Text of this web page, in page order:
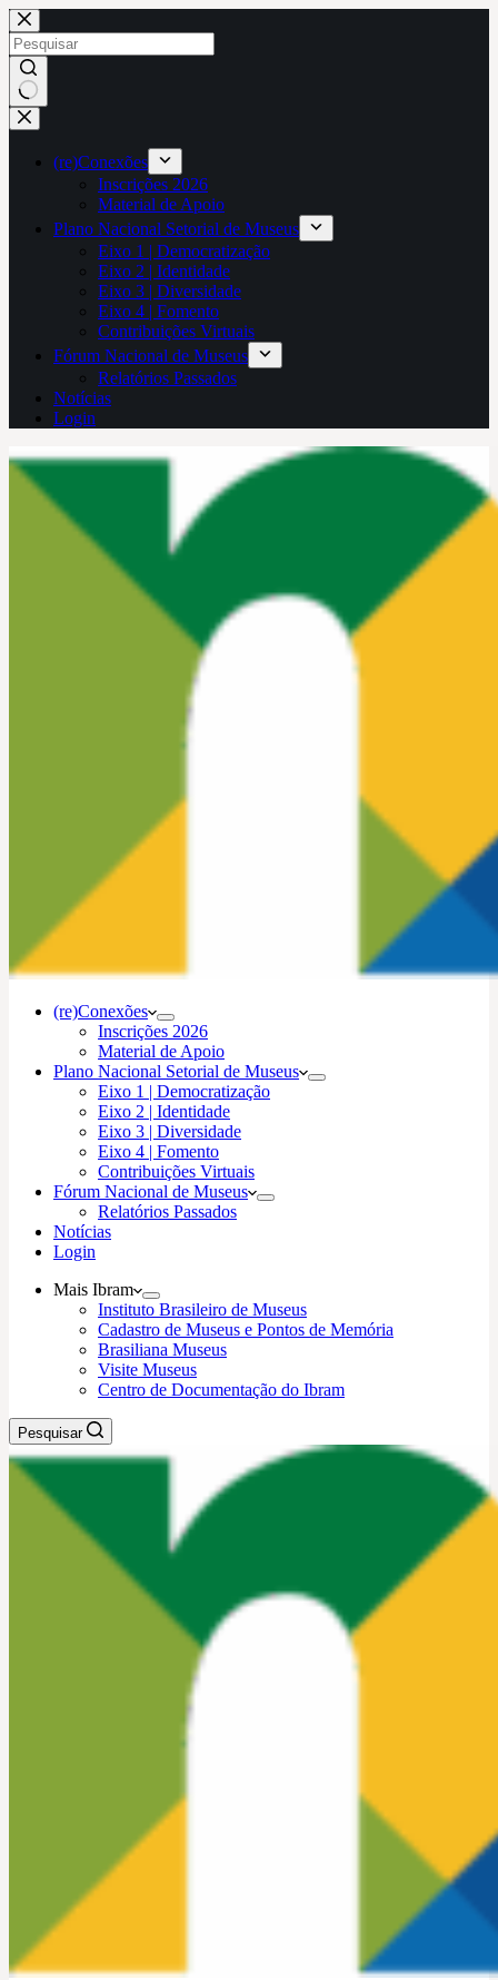
Pular
para
o
conteúdo
Sem
resultados
(re)Conexões
Inscrições 2026
Material de Apoio
Plano Nacional Setorial de Museus
Eixo 1 | Democratização
Eixo 2 | Identidade
Eixo 3 | Diversidade
Eixo 4 | Fomento
Contribuições Virtuais
Fórum Nacional de Museus
Relatórios Passados
Notícias
Login
(re)Conexões
Inscrições 2026
Material de Apoio
Plano Nacional Setorial de Museus
Eixo 1 | Democratização
Eixo 2 | Identidade
Eixo 3 | Diversidade
Eixo 4 | Fomento
Contribuições Virtuais
Fórum Nacional de Museus
Relatórios Passados
Notícias
Login
Mais Ibram
Instituto Brasileiro de Museus
Cadastro de Museus e Pontos de Memória
Brasiliana Museus
Visite Museus
Centro de Documentação do Ibram
Pesquisar